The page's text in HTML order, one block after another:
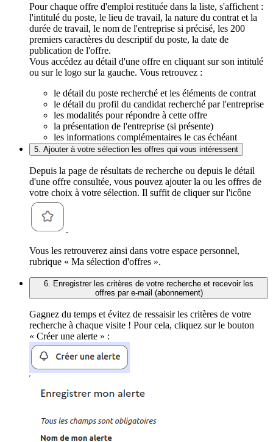
Pour chaque offre d'emploi restituée dans la liste, s'affichent :
l'intitulé du poste, le lieu de travail, la nature du contrat et la
durée de travail, le nom de l'entreprise si précisé, les 200
premiers caractères du descriptif du poste, la date de
publication de l'offre.
Vous accédez au détail d'une offre en cliquant sur son intitulé
ou sur le logo sur la gauche. Vous retrouvez :
le détail du poste recherché et les éléments de contrat
le détail du profil du candidat recherché par l'entreprise
les modalités pour répondre à cette offre
la présentation de l'entreprise (si présente)
les informations complémentaires le cas échéant
5. Ajouter à votre sélection les offres qui vous intéressent
Depuis la page de résultats de recherche ou depuis le détail
d'une offre consultée, vous pouvez ajouter la ou les offres de
votre choix à votre sélection. Il suffit de cliquer sur l'icône
.
Vous les retrouverez ainsi dans votre espace personnel,
rubrique « Ma sélection d'offres ».
6. Enregistrer les critères de votre recherche et recevoir les
offres par e-mail (abonnement)
Gagnez du temps et évitez de ressaisir les critères de votre
recherche à chaque visite ! Pour cela, cliquez sur le bouton
« Créer une alerte » :